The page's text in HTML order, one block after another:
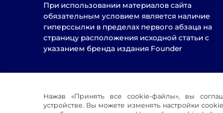
При использовании материалов сайта
обязательным условием является наличие
гиперссылки в пределах первого абзаца на
страницу расположения исходной статьи с
указанием бренда издания Founder
Нажав «Принять все cookie-файлы», вы
устройстве. Вы можете изменять настройки